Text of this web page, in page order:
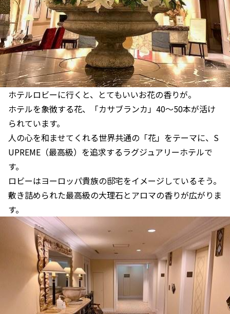
ホテルロビーに行くと、とてもいいお花の香りが。
ホテルを象徴する花、「カサブランカ」40～50本が活け
られています。
人の心を和ませてくれる世界共通の「花」をテーマに、S
UPREME（最高級）を追求するラグジュアリーホテルで
す。
ロビーはヨーロッパ貴族の邸宅をイメージしているそう。
敷き詰められた最高級の大理石とアロマの香りが広がりま
す。